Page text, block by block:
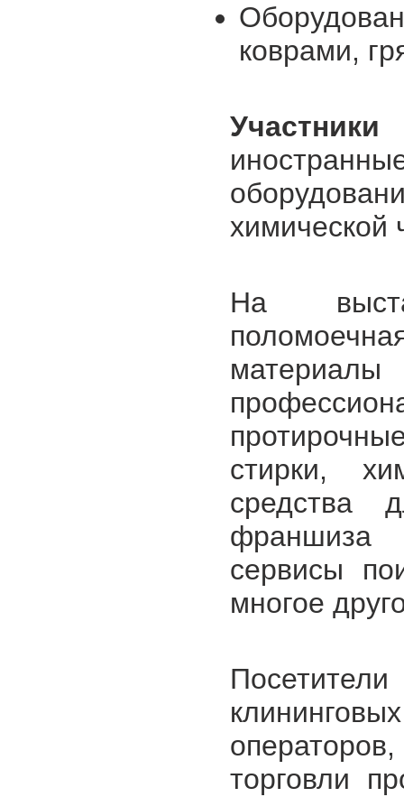
коврами,
химической
На
стирки,
средства
франшиза
сервисы
многое
торговли